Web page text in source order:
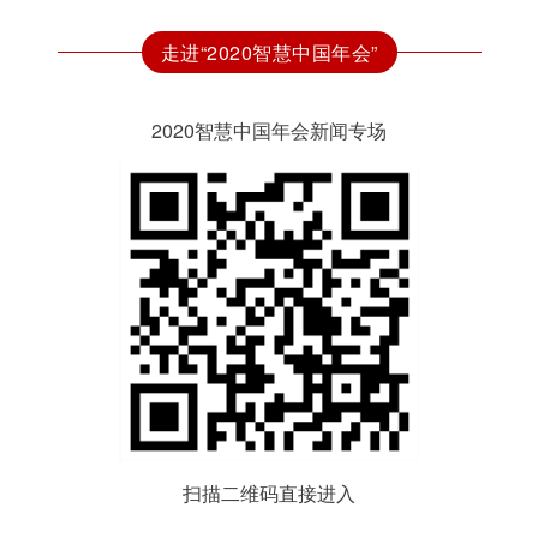
走进“2020智慧中国年会”
2020智慧中国年会新闻专场
扫描二维码直接进入